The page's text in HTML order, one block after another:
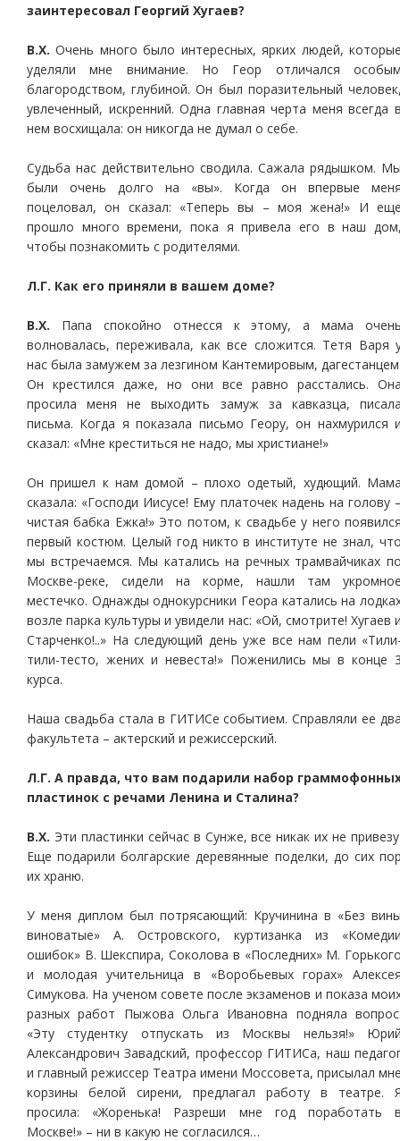
заинтересовал Георгий Хугаев?
В.Х. Очень много было интересных, ярких людей,
уделяли мне внимание. Но Геор отличался
благородством, глубиной. Он был поразительный
увлеченный, искренний. Одна главная черта меня всегда
нем восхищала: он никогда не думал о себе.
Судьба нас действительно сводила. Сажала рядышком.
были очень долго на «вы». Когда он впервые
поцеловал, он сказал: «Теперь вы – моя жена!» И
прошло много времени, пока я привела его в наш
чтобы познакомить с родителями.
Л.Г. Как его приняли в вашем доме?
В.Х. Папа спокойно отнесся к этому, а мама
волновалась, переживала, как все сложится. Тетя Варя
нас была замужем за лезгином Кантемировым,
Он крестился даже, но они все равно расстались.
просила меня не выходить замуж за кавказца,
письма. Когда я показала письмо Геору, он нахмурился
сказал: «Мне креститься не надо, мы христиане!»
Он пришел к нам домой – плохо одетый, худющий.
сказала: «Господи Иисусе! Ему платочек надень на голову
чистая бабка Ежка!» Это потом, к свадьбе у него
первый костюм. Целый год никто в институте не знал,
мы встречаемся. Мы катались на речных трамвайчиках
Москве-реке, сидели на корме, нашли там
местечко. Однажды однокурсники Геора катались на
возле парка культуры и увидели нас: «Ой, смотрите! Хугаев
Старченко!..» На следующий день уже все нам пели
тили-тесто, жених и невеста!» Поженились мы в конце
курса.
Наша свадьба стала в ГИТИСе событием. Справляли ее
факультета – актерский и режиссерский.
Л.Г. А правда, что вам подарили набор
пластинок с речами Ленина и Сталина?
В.Х. Эти пластинки сейчас в Сунже, все никак их не
Еще подарили болгарские деревянные поделки, до сих
их храню.
У меня диплом был потрясающий: Кручинина в «Без
виноватые» А. Островского, куртизанка из
ошибок» В. Шекспира, Соколова в «Последних» М.
и молодая учительница в «Воробьевых горах»
Симукова. На ученом совете после экзаменов и показа
разных работ Пыжова Ольга Ивановна подняла
«Эту студентку отпускать из Москвы нельзя!»
Александрович Завадский, профессор ГИТИСа, наш
и главный режиссер Театра имени Моссовета, присылал
корзины белой сирени, предлагал работу в театре.
просила: «Жоренька! Разреши мне год поработать
Москве!» – ни в какую не согласился…